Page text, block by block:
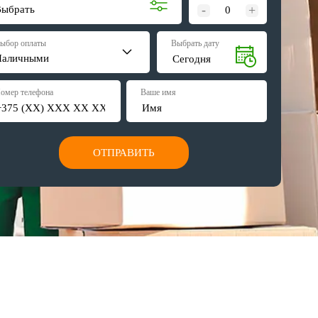
- +
оплаты Выбрать дату
телефона Ваше имя
ОТПРАВИТЬ